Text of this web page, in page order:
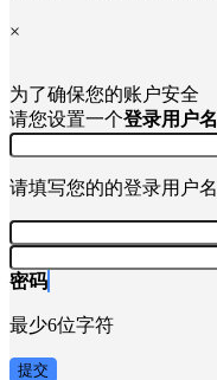
×
为了确保您的账户安全
请您设置一个登录用户名
请填写您的的登录用户名
密码
最少6位字符
提交